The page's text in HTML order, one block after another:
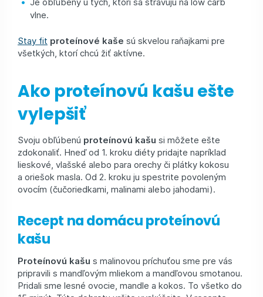
vlne.
Stay fit proteínové kaše sú skvelou raňajkami pre
všetkých, ktorí chcú žiť aktívne.
Ako proteínovú kašu ešte
vylepšiť
Svoju obľúbenú proteínovú kašu si môžete ešte
zdokonaliť. Hneď od 1. kroku diéty pridajte napríklad
lieskové, vlašské alebo para orechy či plátky kokosu
a oriešok masla. Od 2. kroku ju spestrite povoleným
ovocím (čučoriedkami, malinami alebo jahodami).
Recept na domácu proteínovú
kašu
Proteínovú kašu s malinovou príchuťou sme pre vás
pripravili s mandľovým mliekom a mandľovou smotanou.
Pridali sme lesné ovocie, mandle a kokos. To všetko do